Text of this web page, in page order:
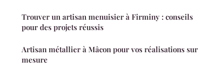
Trouver un artisan menuisier à Firminy : conseils
pour des projets réussis
Artisan métallier à Mâcon pour vos réalisations sur
mesure